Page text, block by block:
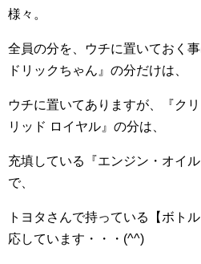
様々。
全員の分を、ウチに置いておく
ドリックちゃん』の分だけは、
ウチに置いてありますが、『ク
リッド ロイヤル』の分は、
充填している『エンジン・オイ
で、
トヨタさんで持っている【ボト
応しています・・・(^^)